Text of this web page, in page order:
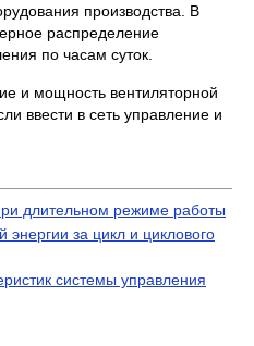
производства. В
распределение
по часам суток.
и мощность вентиляторной
ввести в сеть управление и
длительном режиме работы
энергии за цикл и циклового
системы управления